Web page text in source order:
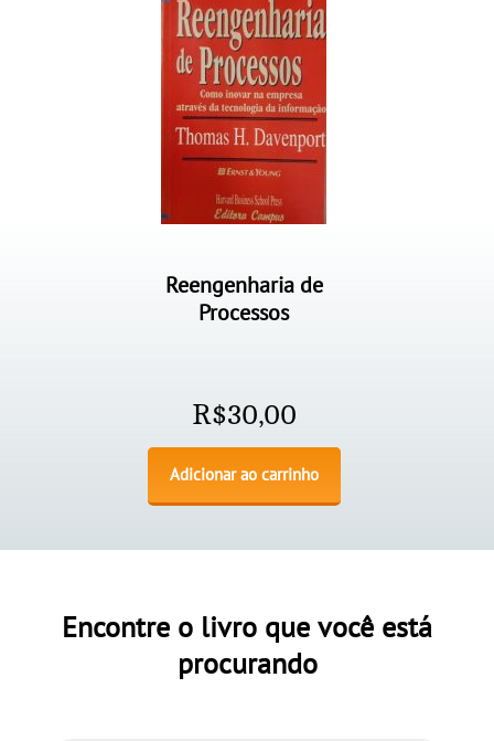
Reengenharia de
Processos
R$30,00
Adicionar ao carrinho
Encontre o livro que você está
procurando